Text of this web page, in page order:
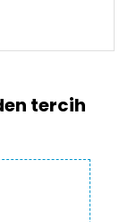
noktaları
tercih